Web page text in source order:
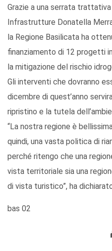
Grazie a una serrata
Infrastrutture Donatella
la Regione Basilicata ha
finanziamento di 12 progetti
la mitigazione del rischio
Gli interventi che dovranno
dicembre di quest’anno
ripristino e la tutela
“La nostra regione è
quindi, una vasta politica di
perché ritengo che una
vista territoriale sia una
di vista turistico”, ha
bas 02